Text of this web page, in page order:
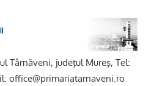
Târnăveni, judeţul Mureş, Tel:
office@primariatarnaveni.ro